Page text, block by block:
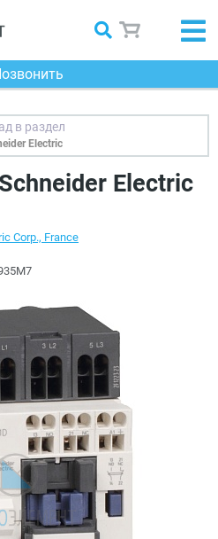
Electric
Electric
Corp., France